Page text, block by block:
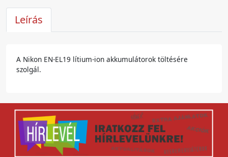
Leírás
A Nikon EN-EL19 lítium-ion akkumulátorok töltésére
szolgál.